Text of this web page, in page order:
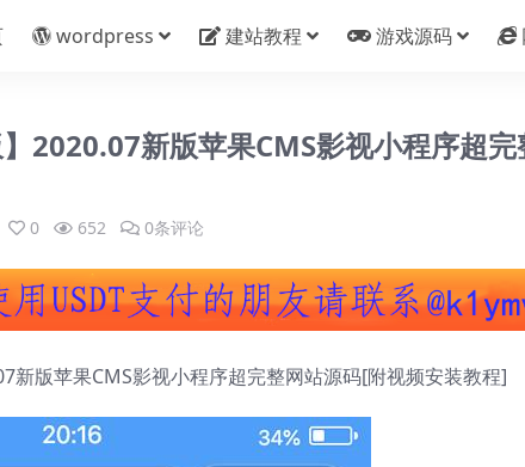
wordpress 建站教程 游戏源码
】2020.07新版苹果CMS影视小程序超
0 652 0条评论
新版苹果CMS影视小程序超完整网站源码[附视频安装教程]